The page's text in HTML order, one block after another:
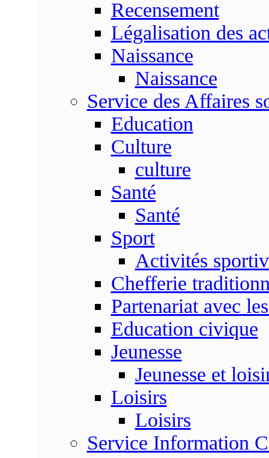
Recensement
Légalisation des
Naissance
Naissance
Service des Affaires
Education
Culture
culture
Santé
Santé
Sport
Activités
Chefferie
Partenariat avec
Education civique
Jeunesse
Jeunesse et
Loisirs
Loisirs
Service Information